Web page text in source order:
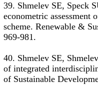
39. Shmelev SE, Speck
econometric assessment
scheme. Renewable &
969-981.
40. Shmelev SE,
of integrated
of Sustainable